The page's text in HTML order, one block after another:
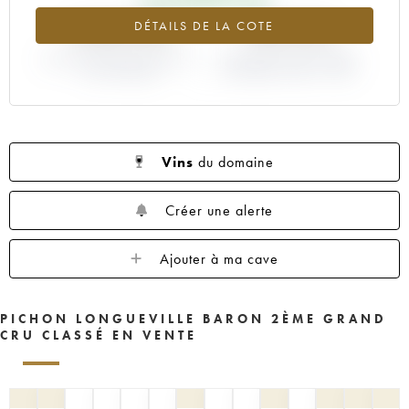
1955 1954 1953
DÉTAILS DE LA COTE
+558.95% +58.33%
Vins du domaine
Créer une alerte
Ajouter à ma cave
PICHON LONGUEVILLE BARON 2ÈME GRAND
CRU CLASSÉ EN VENTE